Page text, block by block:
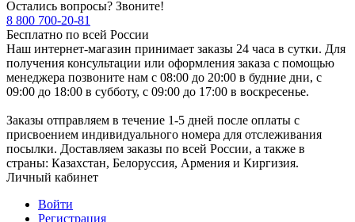
Остались вопросы? Звоните!
8 800 700-20-81
Бесплатно по всей России
Наш интернет-магазин принимает заказы 24 часа в сутки. Для
получения консультации или оформления заказа с помощью
менеджера позвоните нам с 08:00 до 20:00 в будние дни, с
09:00 до 18:00 в субботу, с 09:00 до 17:00 в воскресенье.
Заказы отправляем в течение 1-5 дней после оплаты с
присвоением индивидуального номера для отслеживания
посылки. Доставляем заказы по всей России, а также в
страны: Казахстан, Белоруссия, Армения и Киргизия.
Личный кабинет
Войти
Регистрация